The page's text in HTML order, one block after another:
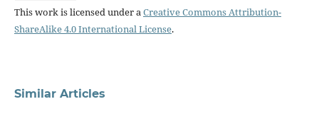
This work is licensed under aCreative Commons Attribution-
ShareAlike 4.0 International License.
Similar Articles